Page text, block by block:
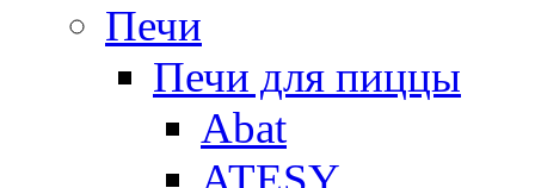
Печи
Печи для пиццы
Abat